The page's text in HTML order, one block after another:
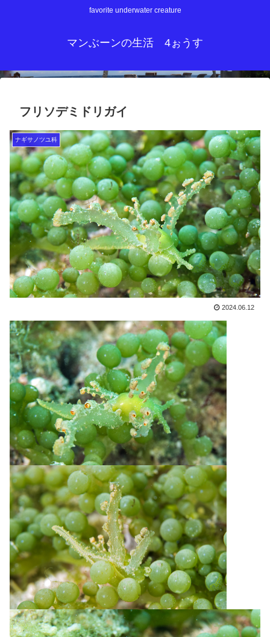
favorite underwater creature
マンぶーンの生活 4ぉうす
フリソデミドリガイ
ナギサノツユ科
2024.06.12